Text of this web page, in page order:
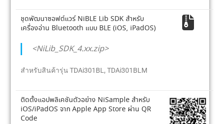
ชุดพัฒนาซอฟต์แวร์ NiBLE Lib SDK สำหรับ
เครื่องอ่าน Bluetooth แบบ BLE (iOS, iPadOS)
<NiLib_SDK_4.xx.zip>
สำหรับสินค้ารุ่นTDAi301BL, TDAi301BLM
ติดตั้งแอปพลิเคชันตัวอย่าง NiSample สำหรับ
iOS/iPadOS จาก Apple App Store ผ่าน QR
Code